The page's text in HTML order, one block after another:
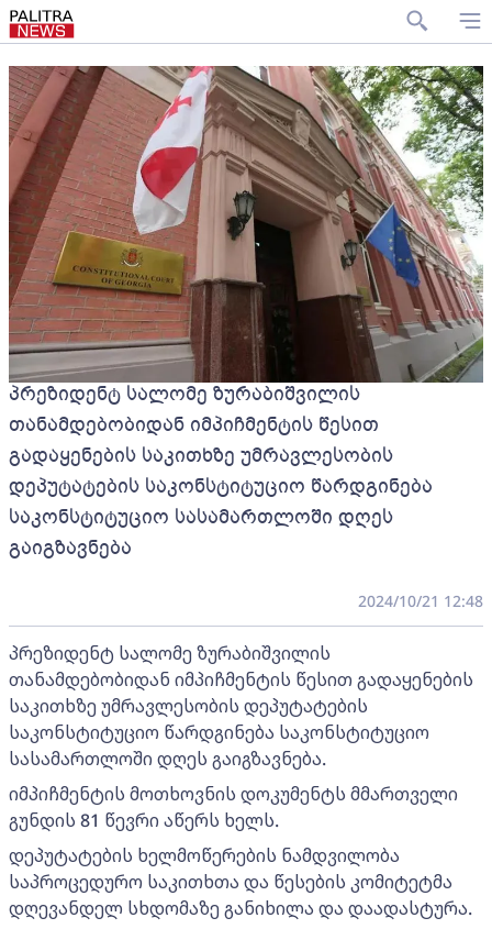
პრეზიდენტ სალომე ზურაბიშვილის
თანამდებობიდან იმპიჩმენტის წესით
გადაყენების საკითხზე უმრავლესობის
დეპუტატების საკონსტიტუციო წარდგინება
საკონსტიტუციო სასამართლოში დღეს
გაიგზავნება
2024/10/21 12:48
პრეზიდენტ სალომე ზურაბიშვილის
თანამდებობიდან იმპიჩმენტის წესით გადაყენების
საკითხზე უმრავლესობის დეპუტატების
საკონსტიტუციო წარდგინება საკონსტიტუციო
სასამართლოში დღეს გაიგზავნება.
იმპიჩმენტის მოთხოვნის დოკუმენტს მმართველი
გუნდის 81 წევრი აწერს ხელს.
დეპუტატების ხელმოწერების ნამდვილობა
საპროცედურო საკითხთა და წესების კომიტეტმა
დღევანდელ სხდომაზე განიხილა და დაადასტურა.